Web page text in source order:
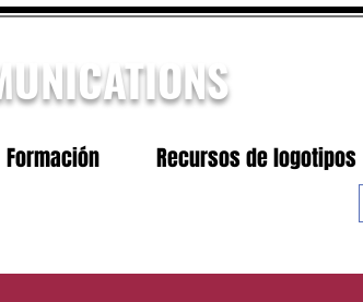
Formación Recursos de logotipos